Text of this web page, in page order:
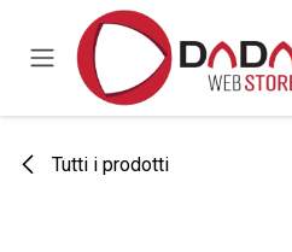
Passa al contenuto
Tutti i prodotti